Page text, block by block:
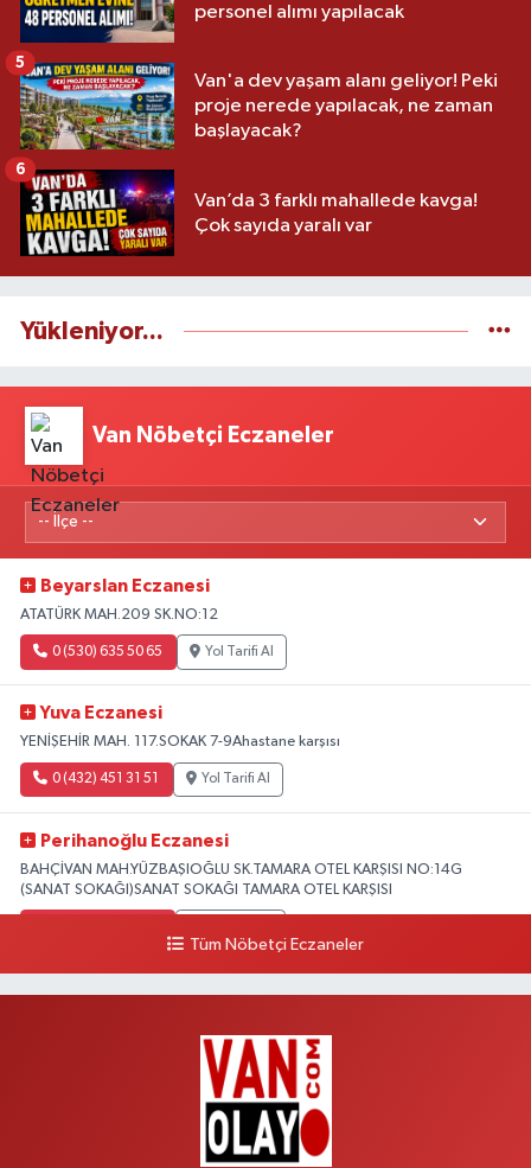
personel alımı yapılacak
Van'a dev yaşam alanı geliyor! Peki
proje nerede yapılacak, ne zaman
başlayacak?
5
Van’da 3 farklı mahallede kavga!
Çok sayıda yaralı var
6
Yükleniyor...
Van Nöbetçi Eczaneler
Beyarslan Eczanesi
ATATÜRK MAH.209 SK.NO:12
0 (530) 635 50 65 Yol Tarifi Al
Yuva Eczanesi
YENİŞEHİR MAH. 117.SOKAK 7-9Ahastane karşısı
0 (432) 451 31 51 Yol Tarifi Al
Perihanoğlu Eczanesi
BAHÇİVAN MAH.YÜZBAŞIOĞLU SK.TAMARA OTEL KARŞISI NO:14G
(SANAT SOKAĞI)SANAT SOKAĞI TAMARA OTEL KARŞISI
Yol Tarifi Al
BEYAZIT MAH.ZEYLAN CADDESİ OKYANUS GİYİM YANI NO:1
Tüm Nöbetçi Eczaneler